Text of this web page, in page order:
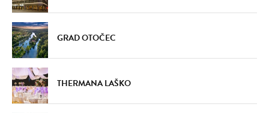
GRAD OTOČEC
THERMANA LAŠKO